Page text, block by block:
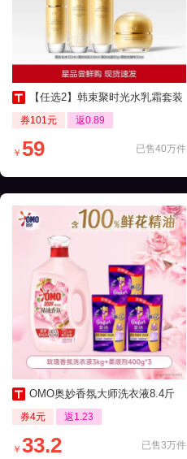
【任选2】韩束聚时光水乳霜套装
券101元 返0.89
已售40万件
￥ 59
OMO奥妙香氛大师洗衣液8.4斤
券4元 返1.23
已售3万件
￥ 33.2